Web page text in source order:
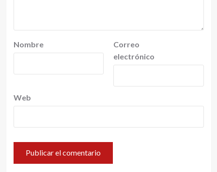
Nombre
Correo
electrónico
Web